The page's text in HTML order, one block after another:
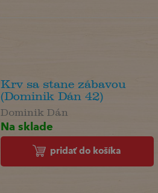
Krv sa stane zábavou
(Dominik Dán 42)
Dominik Dán
Na sklade
pridať do košíka